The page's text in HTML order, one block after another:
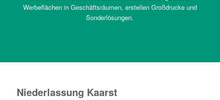
Werbeflächen in Geschäftsräumen, erstellen Großdrucke und
Sonderlösungen.
Niederlassung Kaarst